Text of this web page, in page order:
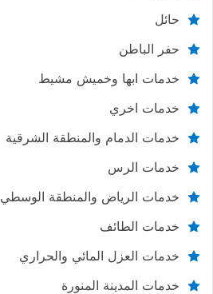
حائل
حفر الباطن
خدمات ابها وخميش مشيط
خدمات اخري
خدمات الدمام والمنطقة الشرقية
خدمات الرس
خدمات الرياض والمنطقة الوسطي
خدمات الطائف
خدمات العزل المائي والحراري
خدمات المدينة المنورة